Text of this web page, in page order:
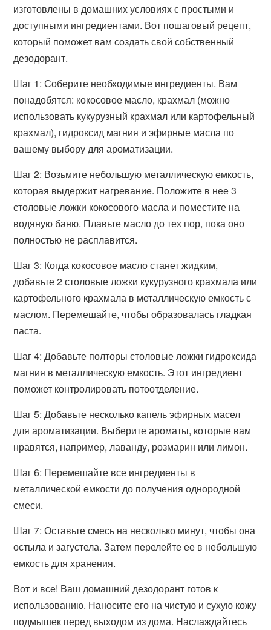
изготовлены в домашних условиях с простыми и
доступными ингредиентами. Вот пошаговый рецепт,
который поможет вам создать свой собственный
дезодорант.
Шаг 1: Соберите необходимые ингредиенты. Вам
понадобятся: кокосовое масло, крахмал (можно
использовать кукурузный крахмал или картофельный
крахмал), гидроксид магния и эфирные масла по
вашему выбору для ароматизации.
Шаг 2: Возьмите небольшую металлическую емкость,
которая выдержит нагревание. Положите в нее 3
столовые ложки кокосового масла и поместите на
водяную баню. Плавьте масло до тех пор, пока оно
полностью не расплавится.
Шаг 3: Когда кокосовое масло станет жидким,
добавьте 2 столовые ложки кукурузного крахмала или
картофельного крахмала в металлическую емкость с
маслом. Перемешайте, чтобы образовалась гладкая
паста.
Шаг 4: Добавьте полторы столовые ложки гидроксида
магния в металлическую емкость. Этот ингредиент
поможет контролировать потоотделение.
Шаг 5: Добавьте несколько капель эфирных масел
для ароматизации. Выберите ароматы, которые вам
нравятся, например, лаванду, розмарин или лимон.
Шаг 6: Перемешайте все ингредиенты в
металлической емкости до получения однородной
смеси.
Шаг 7: Оставьте смесь на несколько минут, чтобы она
остыла и загустела. Затем перелейте ее в небольшую
емкость для хранения.
Вот и все! Ваш домашний дезодорант готов к
использованию. Наносите его на чистую и сухую кожу
подмышек перед выходом из дома. Наслаждайтесь